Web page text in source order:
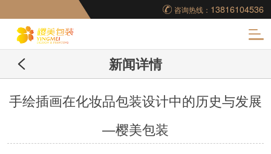
咨询热线： 13816104536
妆品包装盒工厂,高档
包装盒定制,创意包装
新闻详情
手绘插画在化妆品包装设计中的历史与发展
—樱美包装